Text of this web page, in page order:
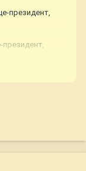
президент,
президент,